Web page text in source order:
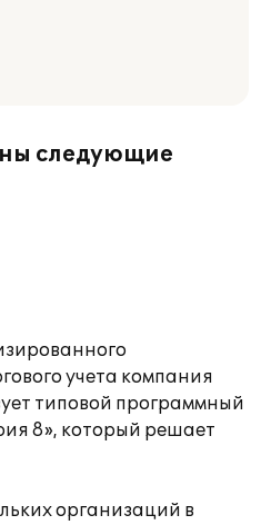
следующие
учета компания
типовой программный
8», который решает
организаций в